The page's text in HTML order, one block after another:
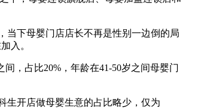
当下母婴门店店长不再是性别一边倒的局
入。
，占比20%，年龄在41-50岁之间母婴门
生开店做母婴生意的占比略少，仅为